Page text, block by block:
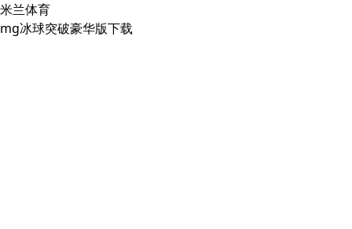
米兰体育
mg冰球突破豪华版下载